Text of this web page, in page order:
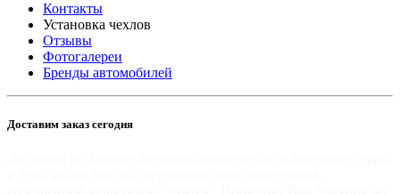
Контакты
Установка чехлов
Отзывы
Фотогалереи
Бренды автомобилей
Доставим заказ сегодня